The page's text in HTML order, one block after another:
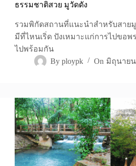
ธรรมชาติสวย มูวัดดัง
รวมพิกัดสถานที่แนะนำสำหรับสาย
มีที่ไหนเริ่ด ปังเหมาะแก่การไปขอพ
ไปพร้อมกัน
By ploypk On มิถุนายน